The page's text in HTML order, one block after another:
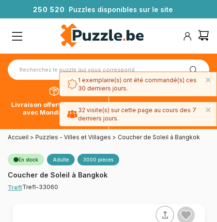
250 520 Puzzles disponibles sur le site
Livraison offerte dès 39€*
avec Mondial Relay
Paiement en 4x sans frais
avec Paypal
Accueil > Puzzles - Villes et Villages > Coucher de Soleil à Bangkok
En stock Adulte 3000 pièces
Coucher de Soleil à Bangkok
Trefl Trefl-33060
×
1 exemplaire(s) ont été commandé(s) ces
30 derniers jours.
×
32 visite(s) sur cette page au cours des 7
derniers jours.